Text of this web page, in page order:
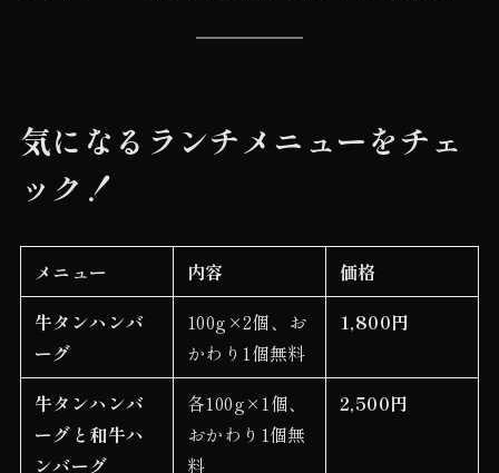
気になるランチメニューをチェ
ック！
メニュー 内容
価格
牛タンハンバ
ーグ
100g×2個、お
かわり1個無料
1,800円
牛タンハンバ
ーグと和牛ハ
ンバーグ
各100g×1個、
おかわり1個無
料
2,500円